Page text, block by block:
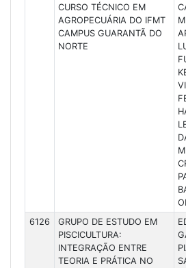
CURSO TÉCNICO EM
AGROPECUÁRIA DO IFMT
CAMPUS GUARANTÃ DO
NORTE
6126
GRUPO DE ESTUDO EM
PISCICULTURA:
INTEGRAÇÃO ENTRE
TEORIA E PRÁTICA NO